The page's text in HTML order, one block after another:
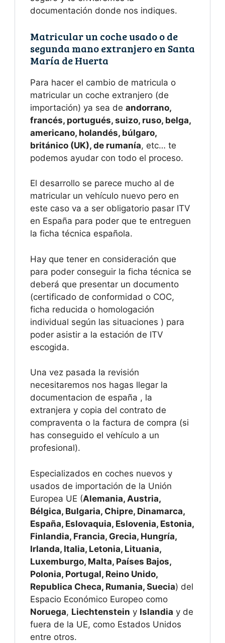
documentación donde nos indiques.
Matricular un coche usado o de
segunda mano extranjero en Santa
María de Huerta
Para hacer el cambio de matricula o
matricular un coche extranjero (de
importación) ya sea de andorrano,
francés, portugués, suizo, ruso, belga,
americano, holandés, búlgaro,
británico (UK), de rumanía, etc… te
podemos ayudar con todo el proceso.
El desarrollo se parece mucho al de
matricular un vehículo nuevo pero en
este caso va a ser obligatorio pasar ITV
en España para poder que te entreguen
la ficha técnica española.
Hay que tener en consideración que
para poder conseguir la ficha técnica se
deberá que presentar un documento
(certificado de conformidad o COC,
ficha reducida o homologación
individual según las situaciones ) para
poder asistir a la estación de ITV
escogida.
Una vez pasada la revisión
necesitaremos nos hagas llegar la
documentacion de españa , la
extranjera y copia del contrato de
compraventa o la factura de compra (si
has conseguido el vehículo a un
profesional).
Especializados en coches nuevos y
usados de importación de la Unión
Europea UE (Alemania, Austria,
Bélgica, Bulgaria, Chipre, Dinamarca,
España, Eslovaquia, Eslovenia, Estonia,
Finlandia, Francia, Grecia, Hungría,
Irlanda, Italia, Letonia, Lituania,
Luxemburgo, Malta, Países Bajos,
Polonia, Portugal, Reino Unido,
Republica Checa, Rumania, Suecia) del
Espacio Económico Europeo como
Noruega, Liechtenstein y Islandia y de
fuera de la UE, como Estados Unidos
entre otros.